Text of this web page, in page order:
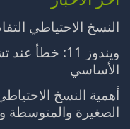
النسخ الاحتياطي
ويندوز 11:
الأساسي
أهمية النسخ
الصغيرة والمتوسطة